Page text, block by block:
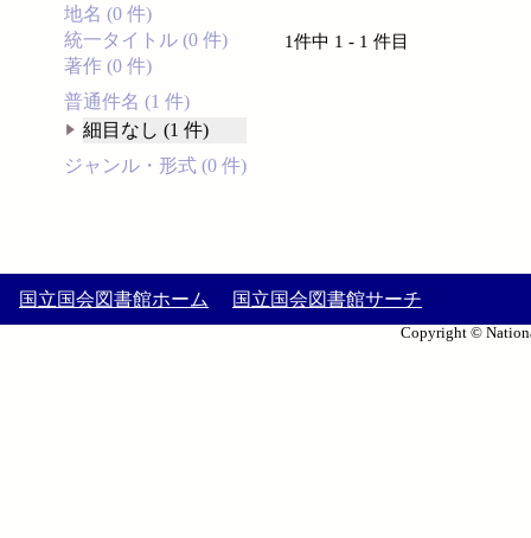
地名 (0 件)
統一タイトル (0 件)
著作 (0 件)
普通件名 (1 件)
細目なし (1 件)
ジャンル・形式 (0 件)
1件中 1 - 1 件目
国立国会図書館ホーム 国立国会図書館サーチ
Copyright ©